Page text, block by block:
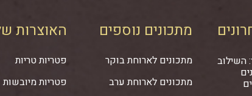
השילוב
מתכונים נוספים
מתכונים לארוחת בוקר
מתכונים לארוחת ערב
האוצרות
פטריות טריות
פטריות מיובשות